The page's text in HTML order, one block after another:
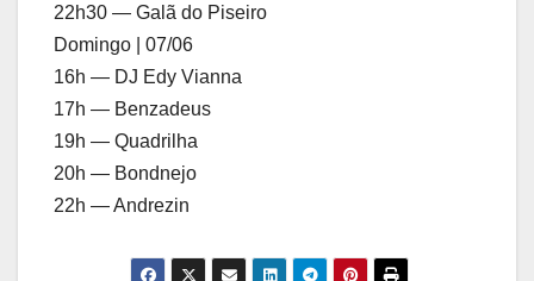
22h30 — Galã do Piseiro
Domingo | 07/06
16h — DJ Edy Vianna
17h — Benzadeus
19h — Quadrilha
20h — Bondnejo
22h — Andrezin